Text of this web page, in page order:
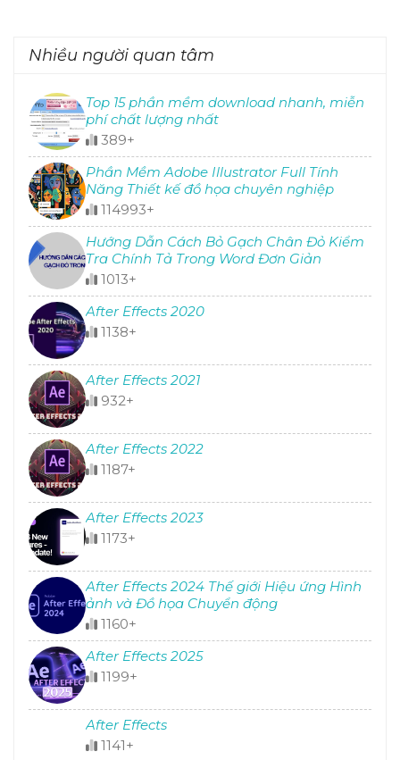
Nhiều người quan tâm
Top 15 phần mềm download nhanh, miễn
phí chất lượng nhất
389+
Phần Mềm Adobe Illustrator Full Tính
Năng Thiết kế đồ họa chuyên nghiệp
114993+
Hướng Dẫn Cách Bỏ Gạch Chân Đỏ Kiểm
Tra Chính Tả Trong Word Đơn Giản
1013+
After Effects 2020
1138+
After Effects 2021
932+
After Effects 2022
1187+
After Effects 2023
1173+
After Effects 2024 Thế giới Hiệu ứng Hình
ảnh và Đồ họa Chuyển động
1160+
After Effects 2025
1199+
After Effects
1141+